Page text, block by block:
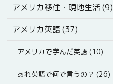
アメリカ移住・現地生活 (9)
アメリカ英語 (37)
アメリカで学んだ英語 (10)
あれ英語で何で言うの？ (26)